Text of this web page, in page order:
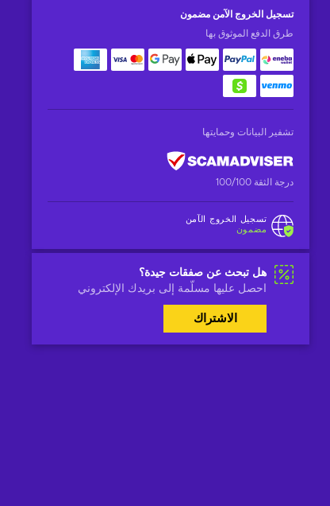
تسجيل الخروج الآمن مضمون
طرق الدفع الموثوق بها
تشفير البيانات وحمايتها
درجة الثقة 100/100
تسجيل الخروج الآمن
مضمون
هل تبحث عن صفقات جيدة؟
احصل عليها مسلّمة إلى بريدك الإلكتروني
الاشتراك